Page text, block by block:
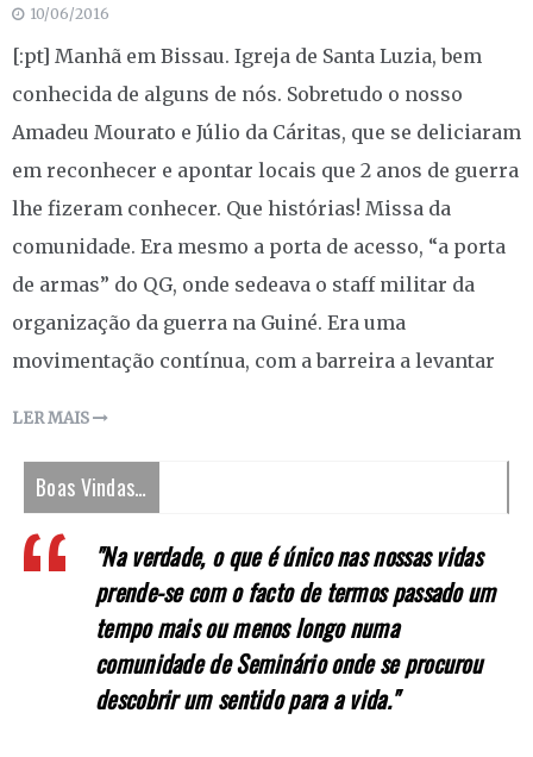
10/06/2016
[:pt] Manhã em Bissau. Igreja de Santa Luzia, bem
conhecida de alguns de nós. Sobretudo o nosso
Amadeu Mourato e Júlio da Cáritas, que se deliciaram
em reconhecer e apontar locais que 2 anos de guerra
lhe fizeram conhecer. Que histórias! Missa da
comunidade. Era mesmo a porta de acesso, “a porta
de armas” do QG, onde sedeava o staff militar da
organização da guerra na Guiné. Era uma
movimentação contínua, com a barreira a levantar
LER MAIS
Boas Vindas…
"Na verdade, o que é único nas nossas vidas
prende-se com o facto de termos passado um
tempo mais ou menos longo numa
comunidade de Seminário onde se procurou
descobrir um sentido para a vida."